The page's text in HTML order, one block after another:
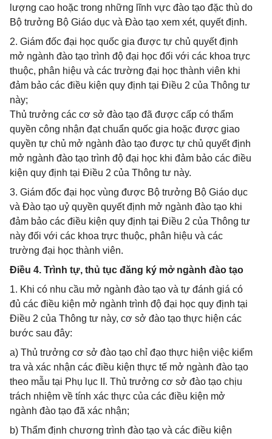
lượng cao hoặc trong những lĩnh vực đào tạo đặc thù do
Bộ trưởng Bộ Giáo dục và Đào tạo xem xét, quyết định.
2. Giám đốc đại học quốc gia được tự chủ quyết định
mở ngành đào tạo trình độ đại học đối với các khoa trực
thuộc, phân hiệu và các trường đại học thành viên khi
đảm bảo các điều kiện quy định tại Điều 2 của Thông tư
này;
Thủ trưởng các cơ sở đào tạo đã được cấp có thẩm
quyền công nhận đạt chuẩn quốc gia hoặc được giao
quyền tự chủ mở ngành đào tạo được tự chủ quyết định
mở ngành đào tạo trình độ đại học khi đảm bảo các điều
kiện quy định tại Điều 2 của Thông tư này.
3. Giám đốc đại học vùng được Bộ trưởng Bộ Giáo dục
và Đào tạo uỷ quyền quyết định mở ngành đào tạo khi
đảm bảo các điều kiện quy định tại Điều 2 của Thông tư
này đối với các khoa trực thuộc, phân hiệu và các
trường đại học thành viên.
Điều 4. Trình tự, thủ tục đăng ký mở ngành đào tạo
1. Khi có nhu cầu mở ngành đào tạo và tự đánh giá có
đủ các điều kiện mở ngành trình độ đại học quy định tại
Điều 2 của Thông tư này, cơ sở đào tạo thực hiện các
bước sau đây:
a) Thủ trưởng cơ sở đào tạo chỉ đạo thực hiện việc kiểm
tra và xác nhận các điều kiện thực tế mở ngành đào tạo
theo mẫu tại Phụ lục II. Thủ trưởng cơ sở đào tạo chịu
trách nhiệm về tính xác thực của các điều kiện mở
ngành đào tạo đã xác nhận;
b) Thẩm định chương trình đào tạo và các điều kiện